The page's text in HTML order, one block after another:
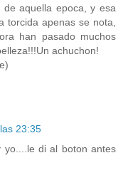
aquella epoca, y esa
torcida apenas se nota,
han pasado muchos
achuchon!
23:35
yo....le di al boton antes